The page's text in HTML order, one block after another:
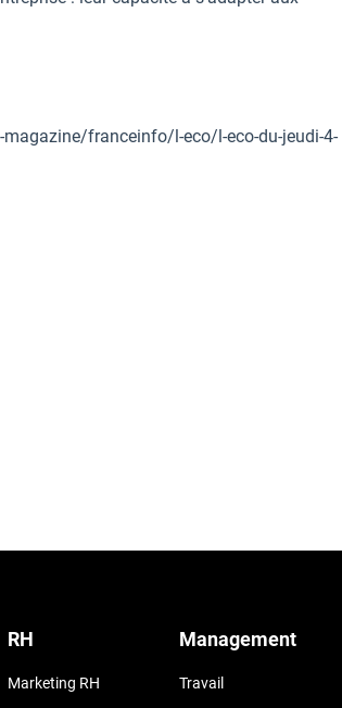
franceinfo/l-eco/l-eco-du-jeudi-4-
RH
Marketing RH
Management
Travail